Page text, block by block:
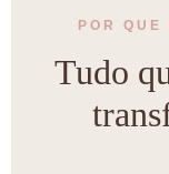
POR QUE
Tudo